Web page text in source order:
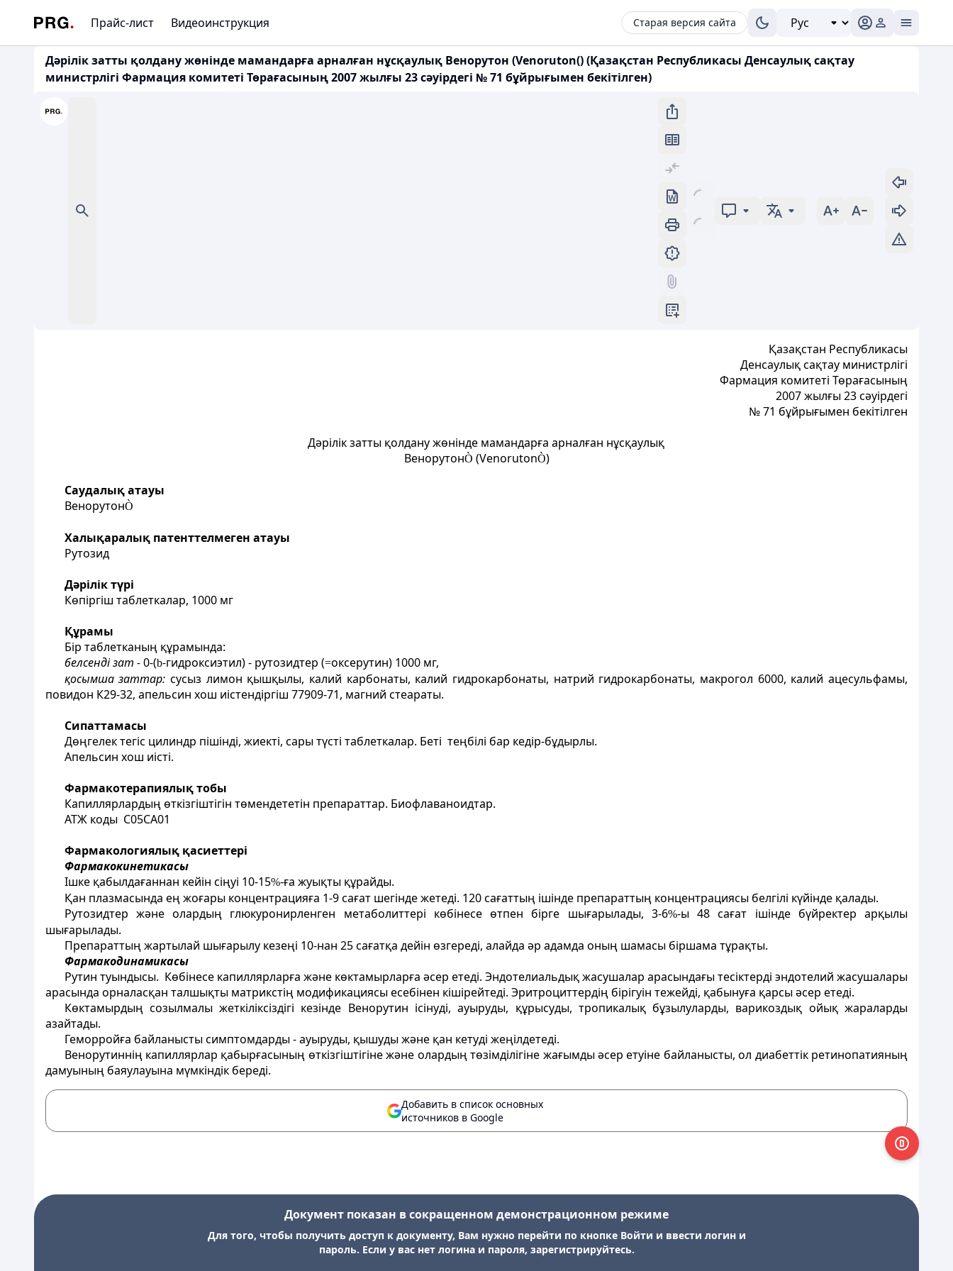
Прайс-лист Видеоинструкция Старая версия сайта
Дәрілік затты қолдану жөнінде мамандарға арналған нұсқаулық Венорутон (Venoruton() (Қазақстан Республикасы Денсаулық сақтау
министрлігі Фармация комитеті Төрағасының 2007 жылғы 23 сәуірдегі № 71 бұйрығымен бекітілген)
Қазақстан Республикасы
Денсаулық сақтау министрлігі
Фармация комитеті Төрағасының
2007 жылғы 23 сәуірдегі
№ 71 бұйрығымен бекітілген
Дәрілік затты қолдану жөнінде мамандарға арналған нұсқаулық
ВенорутонÒ (VenorutonÒ)
Саудалық атауы
ВенорутонÒ
Халықаралық патенттелмеген атауы
Рутозид
Дәрілік түрі
Көпіргіш таблеткалар, 1000 мг
Құрамы
Бір таблетканың құрамында:
белсенді зат -0-(b-гидроксиэтил) - рутозидтер (=оксерутин) 1000 мг,
қосымша заттар: сусыз лимон қышқылы, калий карбонаты, калий гидрокарбонаты, натрий гидрокарбонаты, макрогол 6000, калий ацесульфамы,
повидон К29-32, апельсин хош иістендіргіш 77909-71, магний стеараты.
Сипаттамасы
Дөңгелек тегіс цилиндр пішінді, жиекті, сары түсті таблеткалар. Беті теңбілі бар кедір-бұдырлы.
Апельсин хош иісті.
Фармакотерапиялық тобы
Капиллярлардың өткізгіштігін төмендететін препараттар. Биофлаваноидтар.
АТЖ коды С05СА01
Фармакологиялық қасиеттері
Фармакокинетикасы
Ішке қабылдағаннан кейін сіңуі 10-15%-ға жуықты құрайды.
Қан плазмасында ең жоғары концентрацияға 1-9 сағат шегінде жетеді. 120 сағаттың ішінде препараттың концентрациясы белгілі күйінде қалады.
Рутозидтер және олардың глюкуронирленген метаболиттері көбінесе өтпен бірге шығарылады, 3-6%-ы 48 сағат ішінде бүйректер арқылы
шығарылады.
Препараттың жартылай шығарылу кезеңі 10-нан 25 сағатқа дейін өзгереді, алайда әр адамда оның шамасы біршама тұрақты.
Фармакодинамикасы
Рутин туындысы. Көбінесе капиллярларға және көктамырларға әсер етеді. Эндотелиальдық жасушалар арасындағы тесіктерді эндотелий жасушалары
арасында орналасқан талшықты матрикстің модификациясы есебінен кішірейтеді. Эритроциттердің бірігуін тежейді, қабынуға қарсы әсер етеді.
Көктамырдың созылмалы жеткіліксіздігі кезінде Венорутин ісінуді, ауыруды, құрысуды, тропикалық бұзылуларды, варикоздық ойық жараларды
азайтады.
Геморройға байланысты симптомдарды - ауыруды, қышуды және қан кетуді жеңілдетеді.
Венорутиннің капиллярлар қабырғасының өткізгіштігіне және олардың төзімділігіне жағымды әсер етуіне байланысты, ол диабеттік ретинопатияның
дамуының баяулауына мүмкіндік береді.
Добавить в список основных
источников в Google
Документ показан в сокращенном демонстрационном режиме
Для того, чтобы получить доступ к документу, Вам нужно перейти по кнопке Войти и ввести логин и
пароль. Если у вас нет логина и пароля, зарегистрируйтесь.